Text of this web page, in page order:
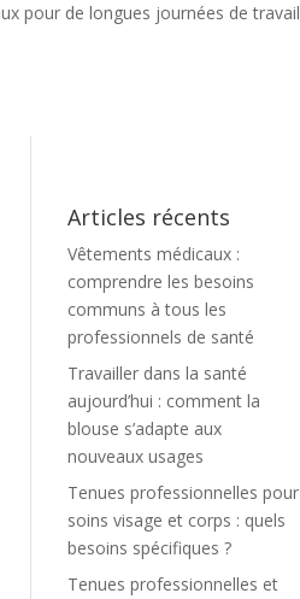
pour de longues journées de travail
Articles récents
Vêtements médicaux :
comprendre les besoins
communs à tous les
professionnels de santé
Travailler dans la santé
aujourd’hui : comment la
blouse s’adapte aux
nouveaux usages
Tenues professionnelles pour
soins visage et corps : quels
besoins spécifiques ?
Tenues professionnelles et